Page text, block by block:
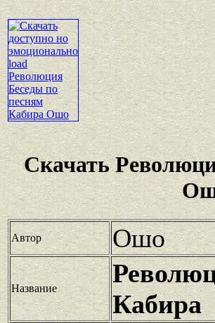
Скачать
Автор Ошо
Название
Кабира